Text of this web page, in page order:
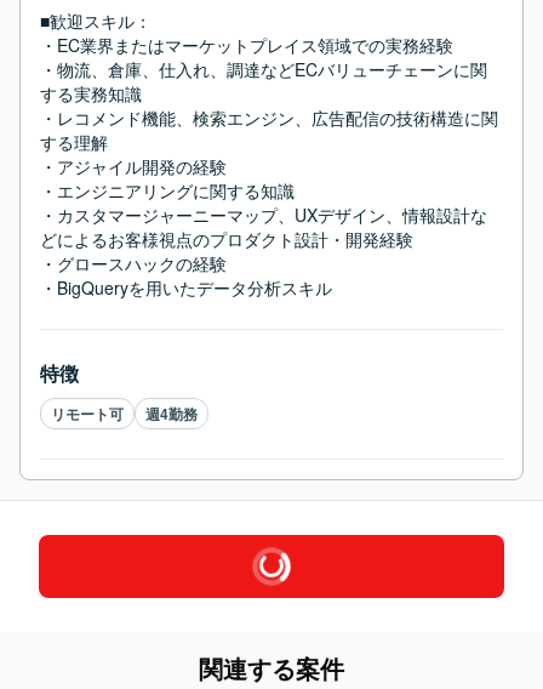
■歓迎スキル：
・EC業界またはマーケットプレイス領域での実務経験
・物流、倉庫、仕入れ、調達などECバリューチェーンに関
する実務知識
・レコメンド機能、検索エンジン、広告配信の技術構造に関
する理解
・アジャイル開発の経験
・エンジニアリングに関する知識
・カスタマージャーニーマップ、UXデザイン、情報設計な
どによるお客様視点のプロダクト設計・開発経験
・グロースハックの経験
・BigQueryを用いたデータ分析スキル
特徴
リモート可 週4勤務
関連する案件